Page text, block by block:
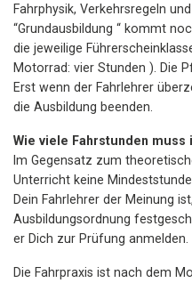
Fahrphysik, Verkehrsregeln
“Grundausbildung “ kommt
die jeweilige
Motorrad: vier Stunden ). Die
Erst wenn der Fahrlehrer
die Ausbildung beenden.
Wie viele Fahrstunden muss
Im Gegensatz zum
Unterricht keine
Dein Fahrlehrer der Meinung
Ausbildungsordnung
er Dich zur Prüfung anmelden.
Die Fahrpraxis ist nach dem